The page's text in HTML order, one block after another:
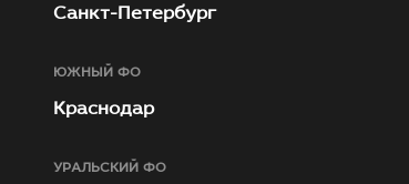
Санкт-Петербург
ЮЖНЫЙ ФО
Краснодар
УРАЛЬСКИЙ ФО